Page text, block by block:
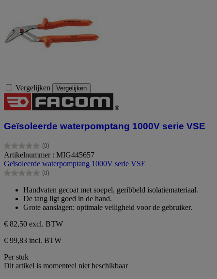
Vergelijken Vergelijken
Geïsoleerde waterpomptang 1000V serie VSE
(0)
0.0
van
de
5
Artikelnummer : MIG445657
Geïsoleerde waterpomptang 1000V serie VSE
(0)
0.0
sterren.
Handvaten gecoat met soepel, geribbeld isolatiemateriaal.
De tang ligt goed in de hand.
Grote aanslagen: optimale veiligheid voor de gebruiker.
€ 82,50 excl. BTW
€ 99,83 incl. BTW
Per stuk
Dit artikel is momenteel niet beschikbaar